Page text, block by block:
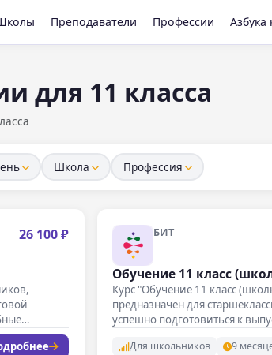
Преподаватели Профессии Азбука
для 11 класса
Школа Профессия
26 100 ₽ БИТ
Обучение 11 класс
Курс "Обучение 11 класс
предназначен для
успешно подготовиться к
Для школьников 9